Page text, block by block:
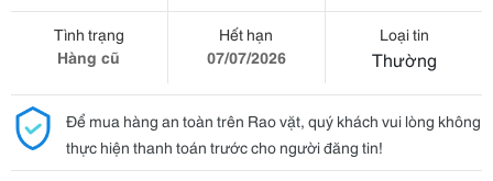
Tình trạng
Hàng cũ
Hết hạn
07/07/2026
Loại tin
Thường
Để mua hàng an toàn trên Rao vặt, quý khách vui lòng không
thực hiện thanh toán trước cho người đăng tin!